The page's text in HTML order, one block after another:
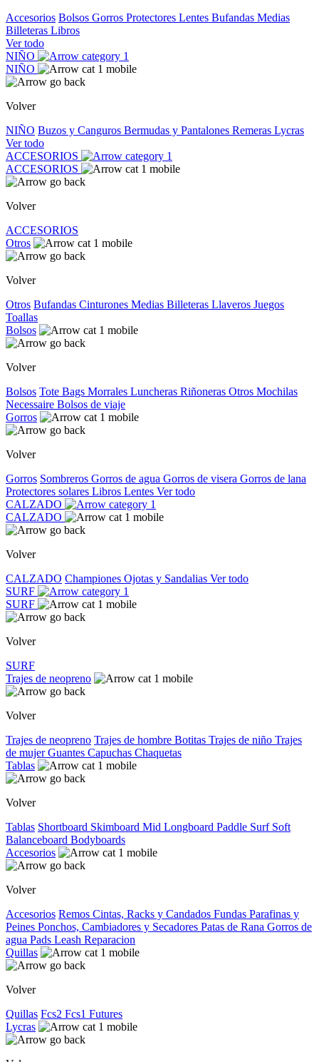
Accesorios Bolsos Gorros Protectores Lentes Bufandas Medias
Billeteras Libros
Ver todo
NIÑO
NIÑO
Volver
NIÑO Buzos y Canguros Bermudas y Pantalones Remeras Lycras
Ver todo
ACCESORIOS
ACCESORIOS
Volver
ACCESORIOS
Otros
Volver
Otros Bufandas Cinturones Medias Billeteras Llaveros Juegos
Toallas
Bolsos
Volver
Bolsos Tote Bags Morrales Luncheras Riñoneras Otros Mochilas
Necessaire Bolsos de viaje
Gorros
Volver
Gorros Sombreros Gorros de agua Gorros de visera Gorros de lana
Protectores solares Libros Lentes Ver todo
CALZADO
CALZADO
Volver
CALZADO Championes Ojotas y Sandalias Ver todo
SURF
SURF
Volver
SURF
Trajes de neopreno
Volver
Trajes de neopreno Trajes de hombre Botitas Trajes de niño Trajes
de mujerGuantes Capuchas Chaquetas
Tablas
Volver
Tablas Shortboard Skimboard Mid Longboard Paddle Surf Soft
Balanceboard Bodyboards
Accesorios
Volver
Accesorios Remos Cintas, Racks y Candados Fundas Parafinas y
Peines Ponchos, Cambiadores y Secadores Patas de Rana Gorros de
agua Pads Leash Reparacion
Quillas
Volver
Quillas Fcs2 Fcs1 Futures
Lycras